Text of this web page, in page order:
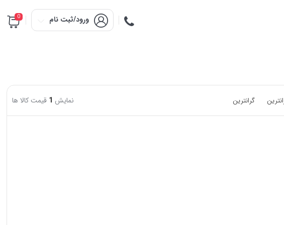
ورود/ثبت نام 0
گرانترین نمایش 1 قیمت کالا ها